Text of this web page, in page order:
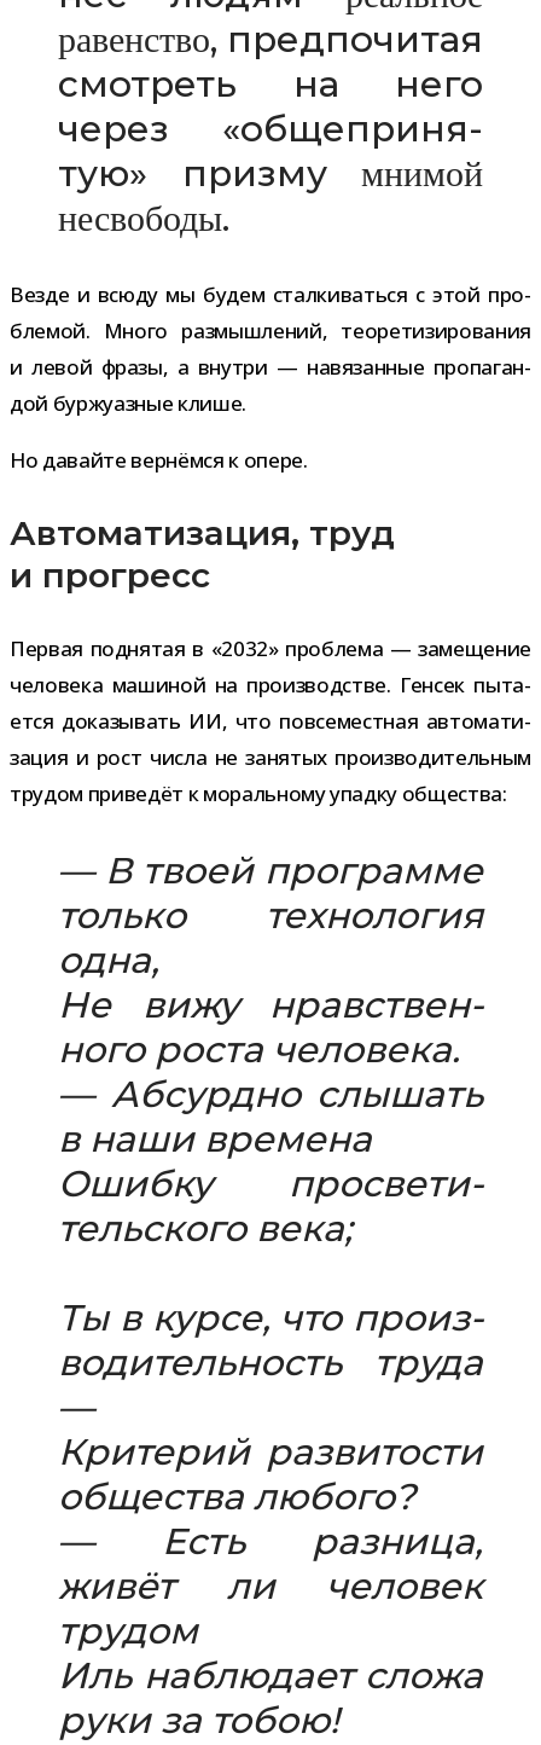
равен­ство, пред­по­чи­тая
смот­реть на него
через «обще­при­ня­
тую» призму мни­мой
несво­боды.
Везде и всюду мы будем стал­ки­ваться с этой про­
бле­мой. Много раз­мыш­ле­ний, тео­ре­ти­зи­ро­ва­ния
и левой фразы, а внутри — навя­зан­ные про­па­ган­
дой бур­жу­аз­ные клише.
Но давайте вер­нёмся к опере.
Автоматизация, труд
и прогресс
Первая под­ня­тая в «2032» про­блема — заме­ще­ние
чело­века маши­ной на про­из­вод­стве. Генсек пыта­
ется дока­зы­вать ИИ, что повсе­мест­ная авто­ма­ти­
за­ция и рост числа не заня­тых про­из­во­ди­тель­ным
тру­дом при­ве­дёт к мораль­ному упадку общества:
— В твоей про­грамме
только тех­но­ло­гия
одна,
Не вижу нрав­ствен­
ного роста чело­века.
— Абсурдно слы­шать
в наши вре­мена
Ошибку про­све­ти­
тель­ского века;
Ты в курсе, что про­из­
во­ди­тель­ность труда
—
Критерий раз­ви­то­сти
обще­ства любого?
— Есть раз­ница,
живёт ли чело­век
тру­дом
Иль наблю­дает сложа
руки за тобою!